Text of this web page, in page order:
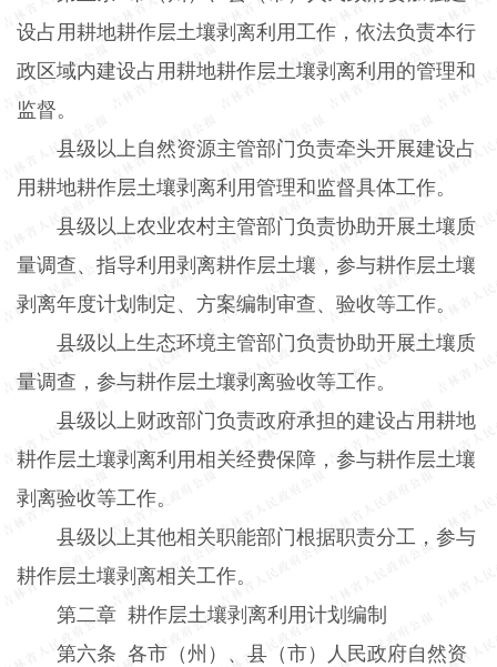
设占用耕地耕作层土壤剥离利用工作，依法负责本行
政区域内建设占用耕地耕作层土壤剥离利用的管理和
监督。
县级以上自然资源主管部门负责牵头开展建设占
用耕地耕作层土壤剥离利用管理和监督具体工作。
县级以上农业农村主管部门负责协助开展土壤质
量调查、指导利用剥离耕作层土壤，参与耕作层土壤
剥离年度计划制定、方案编制审查、验收等工作。
县级以上生态环境主管部门负责协助开展土壤质
量调查，参与耕作层土壤剥离验收等工作。
县级以上财政部门负责政府承担的建设占用耕地
耕作层土壤剥离利用相关经费保障，参与耕作层土壤
剥离验收等工作。
县级以上其他相关职能部门根据职责分工，参与
耕作层土壤剥离相关工作。
第二章 耕作层土壤剥离利用计划编制
第六条 各市（州）、县（市）人民政府自然资